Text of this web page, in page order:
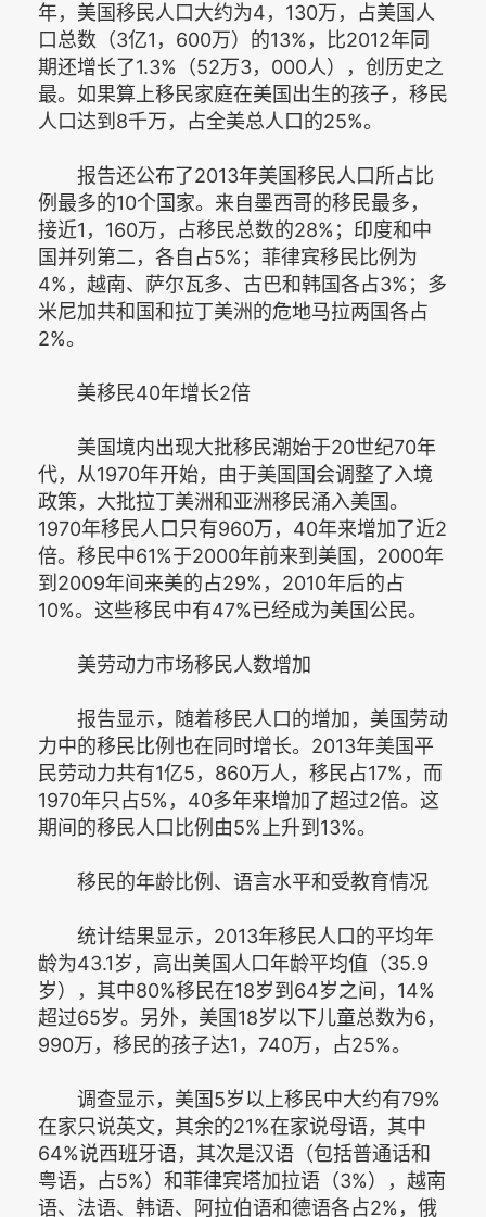
年，美国移民人口大约为4，130万，占美国人
口总数（3亿1，600万）的13%，比2012年同
期还增长了1.3%（52万3，000人），创历史之
最。如果算上移民家庭在美国出生的孩子，移民
人口达到8千万，占全美总人口的25%。
报告还公布了2013年美国移民人口所占比
例最多的10个国家。来自墨西哥的移民最多，
接近1，160万，占移民总数的28%；印度和中
国并列第二，各自占5%；菲律宾移民比例为
4%，越南、萨尔瓦多、古巴和韩国各占3%；多
米尼加共和国和拉丁美洲的危地马拉两国各占
2%。
美移民40年增长2倍
美国境内出现大批移民潮始于20世纪70年
代，从1970年开始，由于美国国会调整了入境
政策，大批拉丁美洲和亚洲移民涌入美国。
1970年移民人口只有960万，40年来增加了近2
倍。移民中61%于2000年前来到美国，2000年
到2009年间来美的占29%，2010年后的占
10%。这些移民中有47%已经成为美国公民。
美劳动力市场移民人数增加
报告显示，随着移民人口的增加，美国劳动
力中的移民比例也在同时增长。2013年美国平
民劳动力共有1亿5，860万人，移民占17%，而
1970年只占5%，40多年来增加了超过2倍。这
期间的移民人口比例由5%上升到13%。
移民的年龄比例、语言水平和受教育情况
统计结果显示，2013年移民人口的平均年
龄为43.1岁，高出美国人口年龄平均值（35.9
岁），其中80%移民在18岁到64岁之间，14%
超过65岁。另外，美国18岁以下儿童总数为6，
990万，移民的孩子达1，740万，占25%。
调查显示，美国5岁以上移民中大约有79%
在家只说英文，其余的21%在家说母语，其中
64%说西班牙语，其次是汉语（包括普通话和
粤语，占5%）和菲律宾塔加拉语（3%），越南
语、法语、韩语、阿拉伯语和德语各占2%，俄